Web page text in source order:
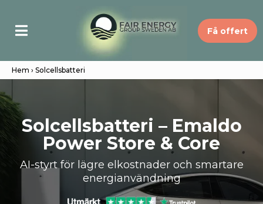
Få offert
Hem › Solcellsbatteri
Solcellsbatteri – Emaldo
Power Store & Core
AI-styrt för lägre elkostnader och smartare
energianvändning